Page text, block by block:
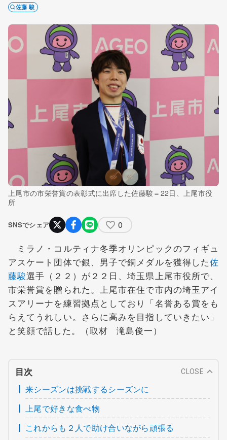
佐藤 駿
上尾市の市栄誉賞の表彰式に出席した佐藤駿＝22日、上尾市役
所
SNSでシェア 0
ミラノ・コルティナ冬季オリンピックのフィギュ
アスケート団体で銀、男子で銅メダルを獲得した佐
藤駿選手（２２）が２２日、埼玉県上尾市役所で、
市栄誉賞を贈られた。上尾市在住で市内の埼玉アイ
スアリーナを練習拠点としており「名誉ある賞をも
らえてうれしい。さらに高みを目指していきたい」
と笑顔で話した。（取材 滝島俊一）
目次 CLOSE
来シーズンは挑戦するシーズンに
上尾で好きな食べ物
これからも２人で助け合いながら頑張る